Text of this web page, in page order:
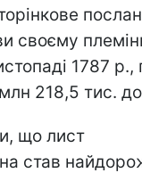
своєму
1787 р.,
218,5 тис.
що лист
став